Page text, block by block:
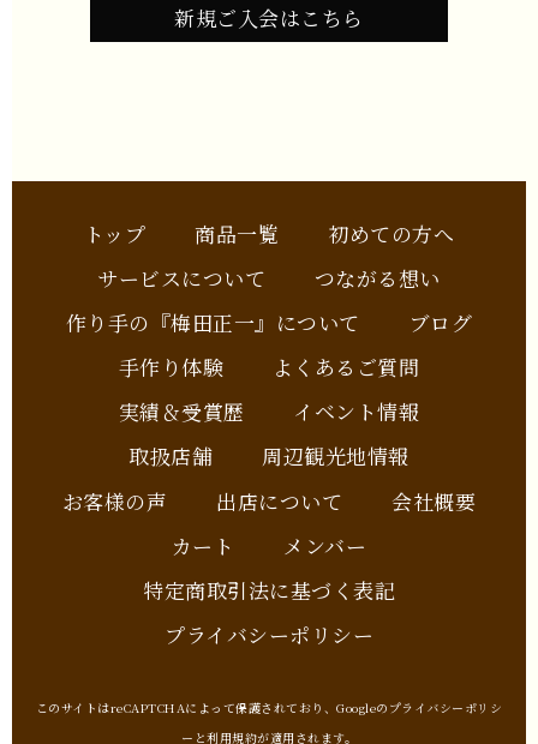
新規ご入会はこちら
トップ 商品一覧
初めての方へ
サービスについて
つながる想い
作り手の『梅田正一』について
ブログ
手作り体験
よくあるご質問
実績＆受賞歴
イベント情報
取扱店舗
周辺観光地情報
お客様の声
出店について
会社概要
カート
メンバー
特定商取引法に基づく表記
プライバシーポリシー
このサイトはreCAPTCHAによって保護されており、Googleの プライバシーポリシ
ー と利用規約が適用されます。